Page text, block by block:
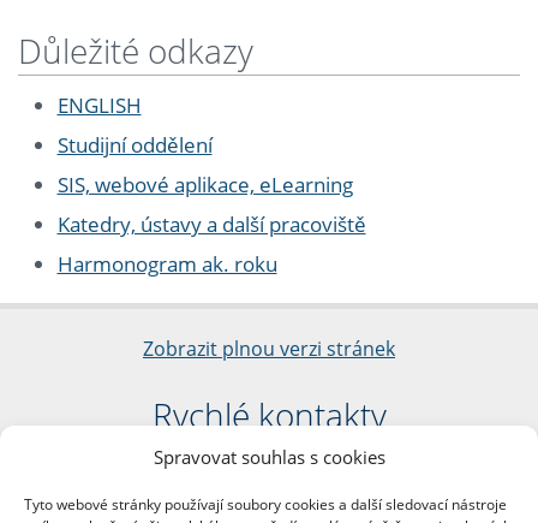
Spravovat souhlas s cookies
Tyto webové stránky používají soubory cookies a další sledovací nástroje
Důležité odkazy
ENGLISH
Studijní oddělení
SIS, webové aplikace, eLearning
Katedry, ústavy a další pracoviště
Harmonogram ak. roku
Zobrazit plnou verzi stránek
Rychlé kontakty
Filozofická fakulta
nám. Jana Palacha 1/2